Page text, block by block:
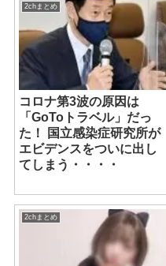
2chまとめ
コロナ第3波の原因は
「GoToトラベル」だっ
た！ 国立感染症研究所が
エビデンスをついに出し
てしまう・・・・
2chまとめ